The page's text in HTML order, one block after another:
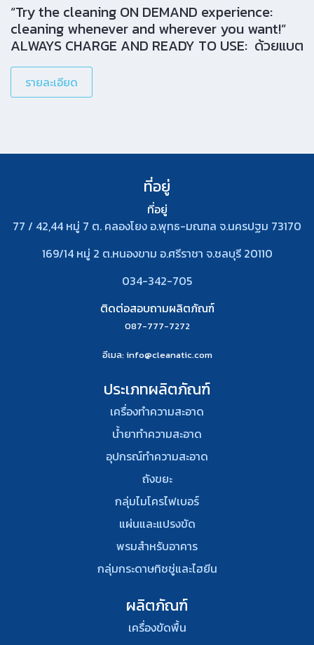
“Try the cleaning ON DEMAND experience:
cleaning whenever and wherever you want!”
ALWAYS CHARGE AND READY TO USE: ด้วยแบต
เตอรีแบบลิเธียมไอออน ทำให้สามารถทำงานได้ต่อ
เนื่องและยาวนานขึ้น สามารถชาร์จและทำงานเมื่อไรก็ได้
ระหว่างวัน SAFELY SCRUBS AND DRIES[…]
รายละเอียด
ที่อยู่
ที่อยู่
77 / 42,44 หมู่ 7 ต. คลองโยง อ.พุทธ-มณฑล จ.นครปฐม 73170
169/14 หมู่ 2 ต.หนองขาม อ.ศรีราชา จ.ชลบุรี 20110
034-342-705
ติดต่อสอบถามผลิตภัณฑ์
087-777-7272
อีเมล: info@cleanatic.com
ประเภทผลิตภัณฑ์
เครื่องทำความสะอาด
น้ำยาทำความสะอาด
อุปกรณ์ทําความสะอาด
ถังขยะ
กลุ่มไมโครไฟเบอร์
แผ่นและแปรงขัด
พรมสําหรับอาคาร
กลุ่มกระดาษทิชชู่และไฮยีน
ผลิตภัณฑ์
เครื่องขัดพื้น